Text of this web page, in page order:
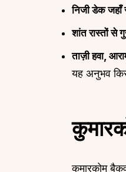
निजी डेक जहाँ
शांत रास्तों से
ताज़ी हवा,
यह अनुभव
कुमारकोम